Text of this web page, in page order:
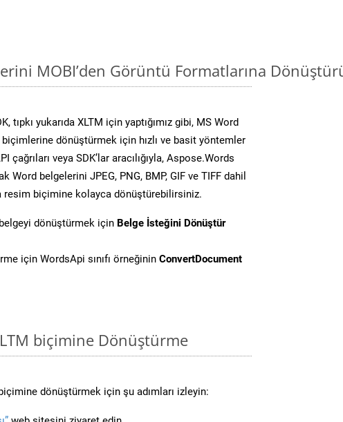
MOBI’den Görüntü Formatlarına
tıpkı yukarıda XLTM için yaptığımız gibi, MS Word
dönüştürmek için hızlı ve basit yöntemler
çağrıları veya SDK’lar aracılığıyla, Aspose.Words
Word belgelerini JPEG, PNG, BMP, GIF ve TIFF dahil
resim biçimine kolayca dönüştürebilirsiniz.
dönüştürmek için Belge İsteğini Dönüştür
için WordsApi sınıfı örneğinin ConvertDocument
biçimine Dönüştürme
dönüştürmek için şu adımları izleyin: